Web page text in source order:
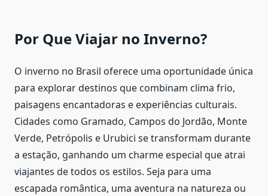
Por Que Viajar no Inverno?
O inverno no Brasil oferece uma oportunidade única
para explorar destinos que combinam clima frio,
paisagens encantadoras e experiências culturais.
Cidades como Gramado, Campos do Jordão, Monte
Verde, Petrópolis e Urubici se transformam durante
a estação, ganhando um charme especial que atrai
viajantes de todos os estilos. Seja para uma
escapada romântica, uma aventura na natureza ou